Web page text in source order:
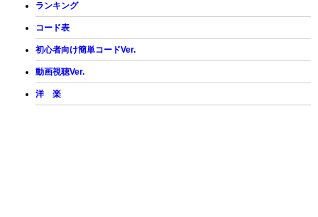
ランキング
コード表
初心者向け簡単コードVer.
動画視聴Ver.
洋 楽